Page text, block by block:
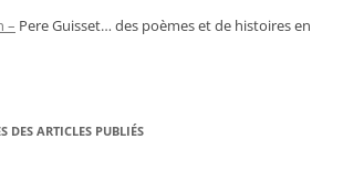
– Pere Guisset… des poèmes et de histoires en
DES ARTICLES PUBLIÉS